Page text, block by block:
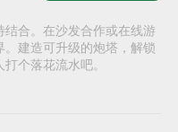
合。在沙发合作或在线游
建造可升级的炮塔，解锁
个落花流水吧。